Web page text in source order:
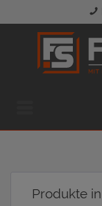
Produkte in